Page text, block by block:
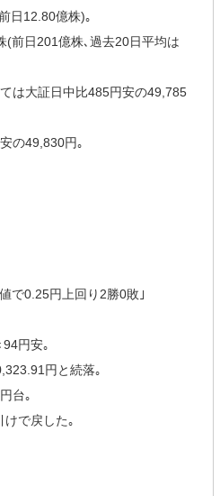
日12.80億株)｡
(前日201億株､過去20日平均は
は大証日中比485円安の49,785
の49,830円｡
で0.25円上回り2勝0敗｣
円安｡
円と続落｡
台｡
で戻した｡